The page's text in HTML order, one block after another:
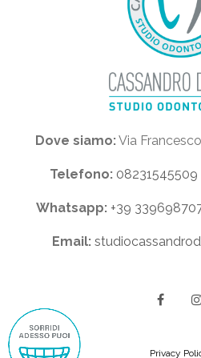
Dove siamo:Via
Telefono: 08231545509
Whatsapp: +39
Email:
Privacy